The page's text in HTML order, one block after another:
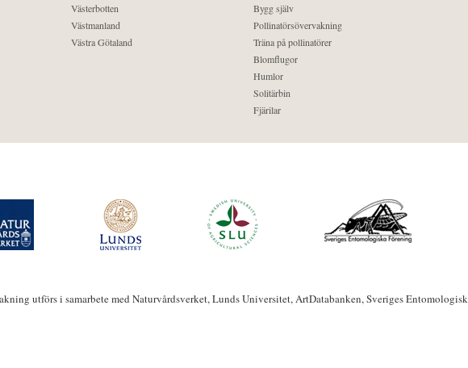
Västerbotten
Västmanland
Västra Götaland
Bygg själv
Pollinatörsövervakning
Träna på pollinatörer
Blomflugor
Humlor
Solitärbin
Fjärilar
utförs i samarbete med Naturvårdsverket, Lunds Universitet, ArtDatabanken, Sveriges